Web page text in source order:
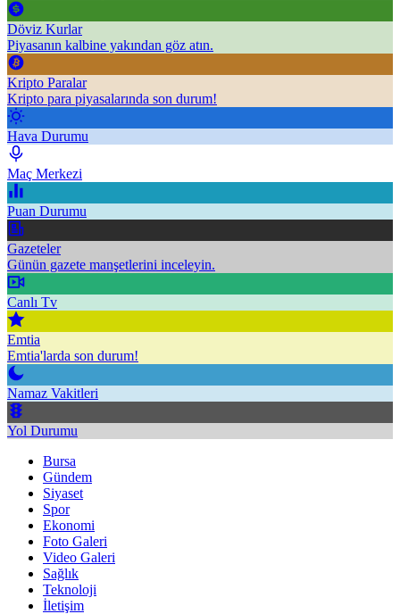
Döviz Kurlar
Piyasanın kalbine yakından göz atın.
Kripto Paralar
Kripto para piyasalarında son durum!
Hava Durumu
Maç Merkezi
Puan Durumu
Gazeteler
Günün gazete manşetlerini inceleyin.
Canlı Tv
Emtia
Emtia'larda son durum!
Namaz Vakitleri
Yol Durumu
Bursa
Gündem
Siyaset
Spor
Ekonomi
Foto Galeri
Video Galeri
Sağlık
Teknoloji
İletişim